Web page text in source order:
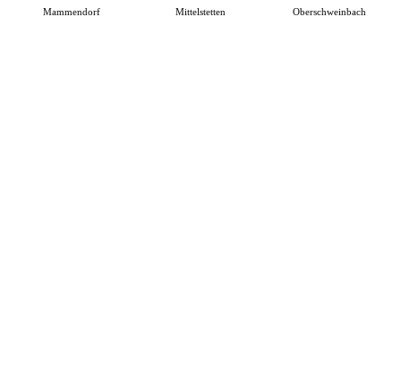
Mammendorf Mittelstetten Oberschweinbach